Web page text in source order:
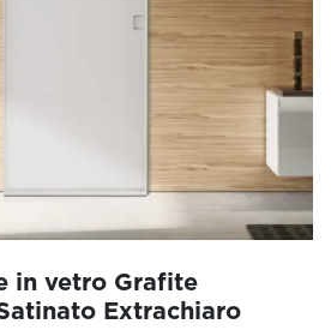
in vetro Grafite
Extrachiaro